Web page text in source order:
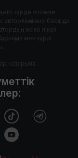
түрде сілтеме
авторлық және басқа да
жеке пікірі
мен түрлі
назарына.